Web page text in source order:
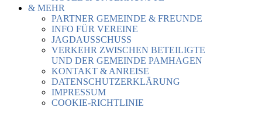
& MEHR
PARTNER GEMEINDE & FREUNDE
INFO FÜR VEREINE
JAGDAUSSCHUSS
VERKEHR ZWISCHEN BETEILIGTE
UND DER GEMEINDE PAMHAGEN
KONTAKT & ANREISE
DATENSCHUTZERKLÄRUNG
IMPRESSUM
COOKIE-RICHTLINIE